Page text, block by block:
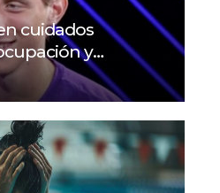
cuidados
y
mundo del fútbol